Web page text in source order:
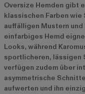
Oversize Hemden gibt
klassischen Farben wie
auffälligen Mustern
einfarbiges Hemd
Looks, während
sportlicheren, lässigen
verfügen zudem über
asymmetrische
aufwerten und ihn